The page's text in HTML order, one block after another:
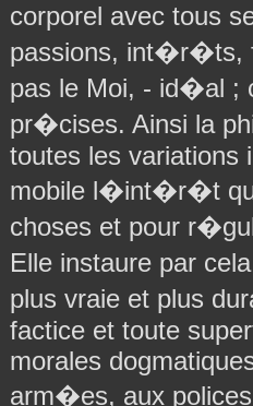
corporel avec tous
passions, int�r�ts,
pas le Moi, - id�al
pr�cises. Ainsi la
toutes les variations
mobile l�int�r�t
choses et pour
Elle instaure par
plus vraie et plus
factice et toute
morales
arm�es, aux